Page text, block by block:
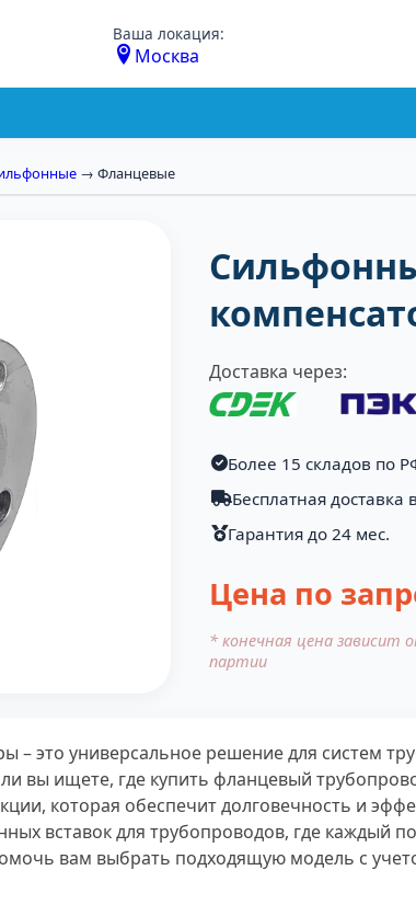
Ваша локация:
Москва
→ Фланцевые
Доставка через:
Более 15 складов по
Бесплатная доставка
Гарантия до 24 мес.
Цена по
* конечная цена зависит
партии
это универсальное решение для систем
вы ищете, где купить фланцевый
которая обеспечит долговечность и
вставок для трубопроводов, где каждый
вам выбрать подходящую модель с